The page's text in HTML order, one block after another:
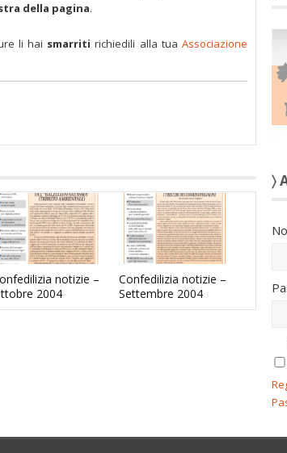
della pagina.
li hai smarriti richiedili alla tuaAssociazione
notizie –
2004
Confedilizia notizie –
Settembre 2004